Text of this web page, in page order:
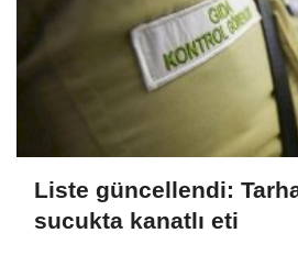
Liste güncellendi:
sucukta kanatlı eti